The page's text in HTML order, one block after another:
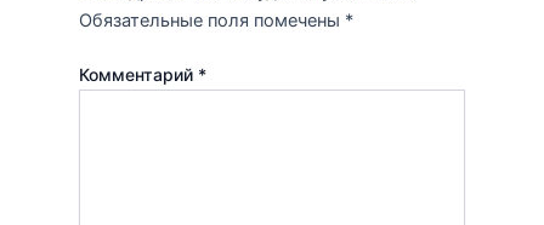
Обязательные поля помечены *
Комментарий *